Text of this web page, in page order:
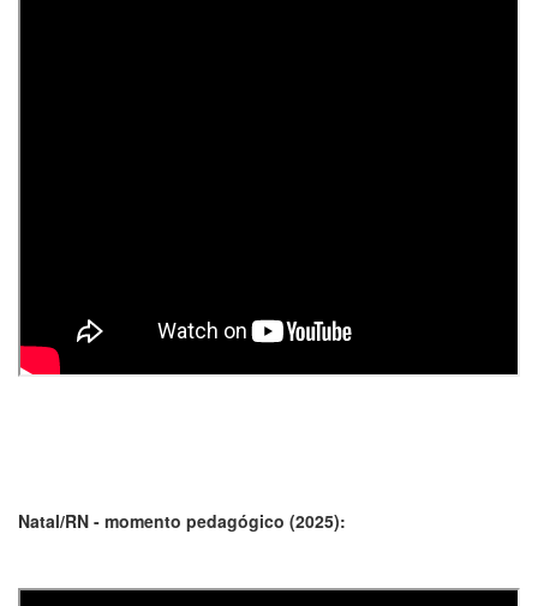
Natal/RN - momento pedagógico (2025):